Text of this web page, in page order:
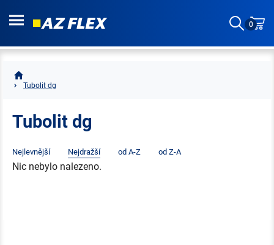
0
Tubolit dg
Tubolit dg
Nejlevnější Nejdražší od A-Z od Z-A
Nic nebylo nalezeno.